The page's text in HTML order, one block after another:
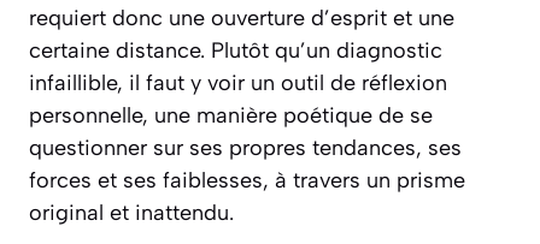
requiert donc une ouverture d’esprit et une
certaine distance. Plutôt qu’un diagnostic
infaillible, il faut y voir un outil de réflexion
personnelle, une manière poétique de se
questionner sur ses propres tendances, ses
forces et ses faiblesses, à travers un prisme
original et inattendu.